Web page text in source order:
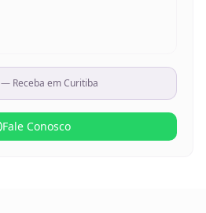
— Receba emCuritiba
Fale Conosco